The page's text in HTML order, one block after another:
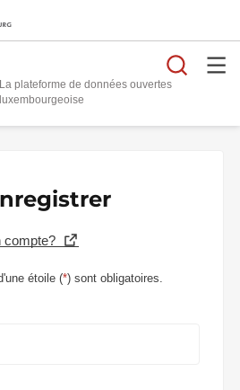
La plateforme de données ouvertes
compte?
étoile (*) sont obligatoires.